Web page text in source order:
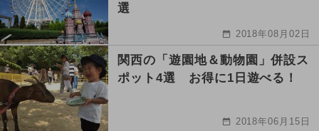
選
2018年08月02日
関西の「遊園地＆動物園」併設ス
ポット4選 お得に1日遊べる！
2018年06月15日